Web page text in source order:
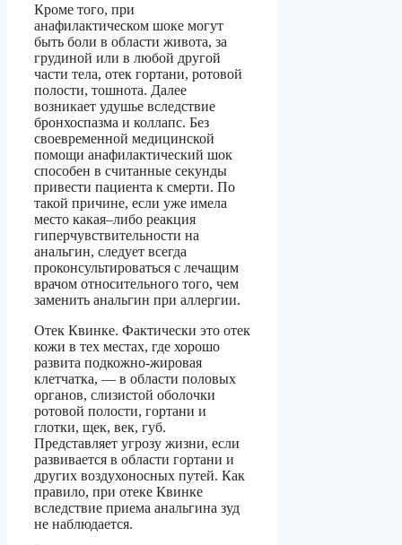
Кроме того, при
анафилактическом шоке могут
быть боли в области живота, за
грудиной или в любой другой
части тела, отек гортани, ротовой
полости, тошнота. Далее
возникает удушье вследствие
бронхоспазма и коллапс. Без
своевременной медицинской
помощи анафилактический шок
способен в считанные секунды
привести пациента к смерти. По
такой причине, если уже имела
место какая–либо реакция
гиперчувствительности на
анальгин, следует всегда
проконсультироваться с лечащим
врачом относительного того, чем
заменить анальгин при аллергии.
Отек Квинке. Фактически это отек
кожи в тех местах, где хорошо
развита подкожно-жировая
клетчатка, — в области половых
органов, слизистой оболочки
ротовой полости, гортани и
глотки, щек, век, губ.
Представляет угрозу жизни, если
развивается в области гортани и
других воздухоносных путей. Как
правило, при отеке Квинке
вследствие приема анальгина зуд
не наблюдается.